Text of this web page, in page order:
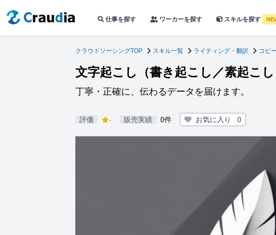
仕事を探す ワーカーを探す スキルを探す
クラウドソーシングTOP スキル一覧 ライティング・翻訳 コピ
文字起こし（書き起こし／素起こ
丁寧・正確に、伝わるデータを届けます。
評価 - 販売実績 0件 お気に入り 0